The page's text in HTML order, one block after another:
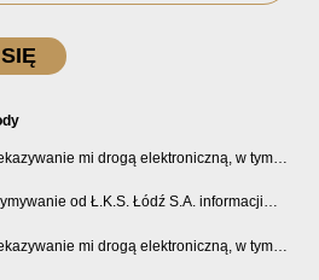
mi drogą elektroniczną, w tym
newslettera oraz informacji o zniżkach,
biletach, karnetach, ofercie sklepu U2
i innych produktach oraz
Ł.K.S. Łódź S.A.
od Ł.K.S. Łódź S.A. informacji
działalności spółki, ofert, wydarzeń i
wiadomości SMS oraz połączeń
mi drogą elektroniczną, w tym
i marketingowych o